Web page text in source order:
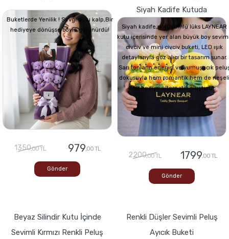
Buketlerde Yenilik ! Sevgi dolu kalp,Bir
hediyeye dönüşse böyle görünürdü!
1350,00 TL 979,00 TL
Gönder
Siyah Kadife Kutuda
Siyah kadife görünümlü lüks LAYNEAR
kutu içerisinde yer alan büyük boy
civciv ve mini civciv buketi, LED ışık
detaylarıyla göz alıcı bir tasarım sunar.
Sarı tonların enerjisi ve yumuşacık
dokusuyla hem romantik hem de neşeli
bir hediye alternatifi oluşturur.
2200,00 TL 1799,00 TL
Gönder
Beyaz Silindir Kutu İçinde
Sevimli Kırmızı Renkli Peluş
Renkli Düşler Sevimli Peluş
Ayıcık Buketi